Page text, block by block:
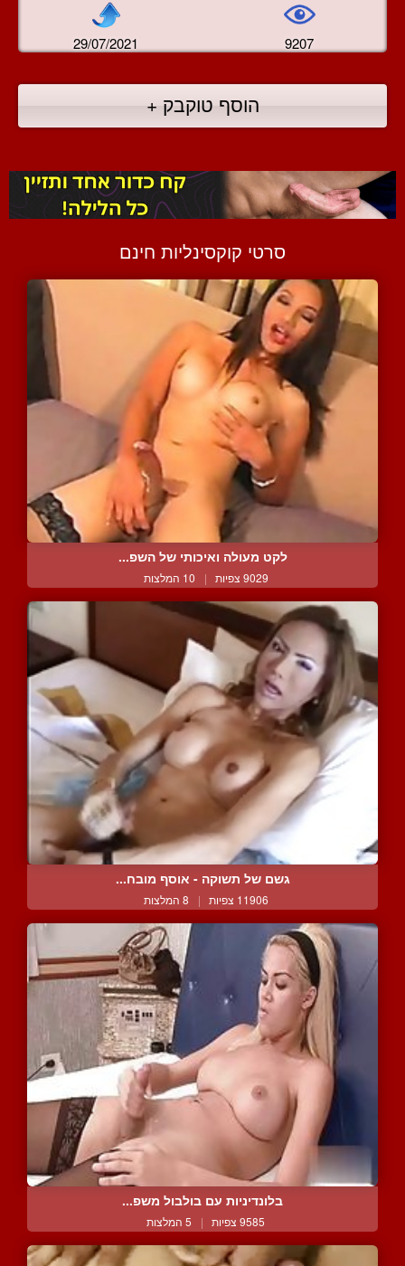
29/07/2021 9207
הוסף טוקבק +
סרטי קוקסינליות חינם
לקט מעולה ואיכותי של השפ...
9029 צפיות | 10 המלצות
גשם של תשוקה - אוסף מובח...
11906 צפיות | 8 המלצות
בלונדיניות עם בולבול משפ...
9585 צפיות | 5 המלצות